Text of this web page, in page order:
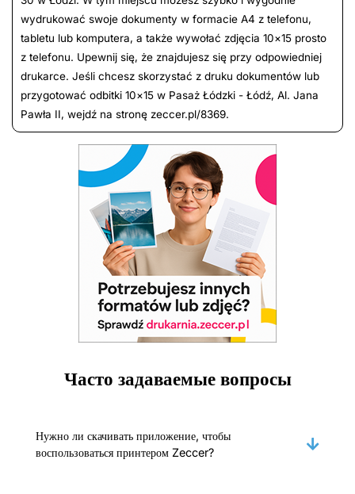
wydrukować swoje dokumenty w formacie A4 z telefonu,
tabletu lub komputera, a także wywołać zdjęcia 10×15 prosto
z telefonu. Upewnij się, że znajdujesz się przy odpowiedniej
drukarce. Jeśli chcesz skorzystać z druku dokumentów lub
przygotować odbitki 10×15 w Pasaż Łódzki - Łódź, Al. Ja­na
Pawła II, wejdź na stronę zeccer.pl/8369.
Часто задаваемые вопросы
Нужно ли скачивать приложение, чтобы
воспользоваться принтером Zeccer?